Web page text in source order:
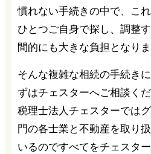
慣れない手続きの中で、こ
ひとつご自身で探し、調整
間的にも大きな負担となりま
そんな複雑な相続の手続き
ずはチェスターへご相談くだ
税理士法人チェスターでは
門の各士業と不動産を取り
いるのですべてをチェスタ